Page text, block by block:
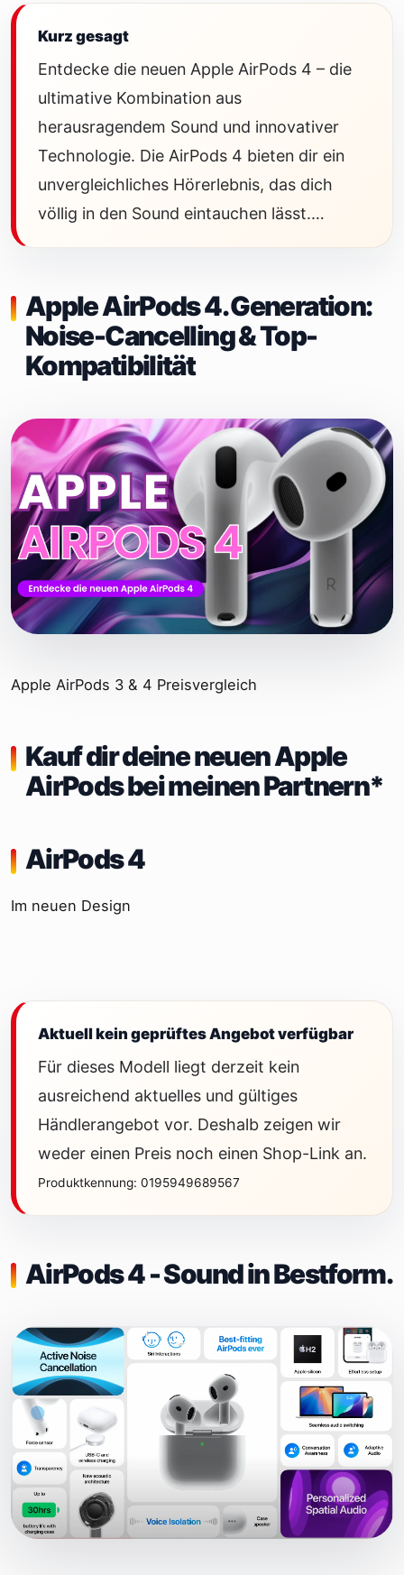
Kurz gesagt
Entdecke die neuen Apple AirPods 4 – die
ultimative Kombination aus
herausragendem Sound und innovativer
Technologie. Die AirPods 4 bieten dir ein
unvergleichliches Hörerlebnis, das dich
völlig in den Sound eintauchen lässt.…
Apple AirPods 4. Generation:
Noise-Cancelling & Top-
Kompatibilität
Apple AirPods 3 & 4 Preisvergleich
Kauf dir deine neuen Apple
AirPods bei meinen Partnern*
AirPods 4
Im neuen Design
Aktuell kein geprüftes Angebot verfügbar
Für dieses Modell liegt derzeit kein
ausreichend aktuelles und gültiges
Händlerangebot vor. Deshalb zeigen wir
weder einen Preis noch einen Shop-Link an.
Produktkennung: 0195949689567
AirPods 4 - Sound in Bestform.